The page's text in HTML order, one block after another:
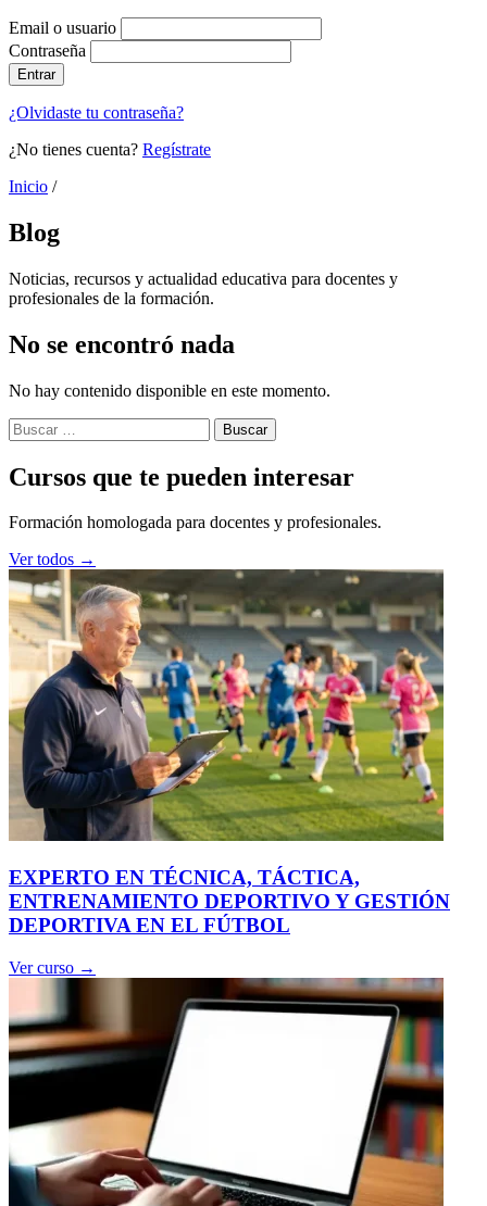
Email o usuario
Contraseña
Entrar
¿Olvidaste tu contraseña?
¿No tienes cuenta? Regístrate
Inicio /
Blog
Noticias, recursos y actualidad educativa para docentes y
profesionales de la formación.
No se encontró nada
No hay contenido disponible en este momento.
Buscar:
Cursos que te pueden interesar
Formación homologada para docentes y profesionales.
Ver todos →
EXPERTO EN TÉCNICA, TÁCTICA,
ENTRENAMIENTO DEPORTIVO Y GESTIÓN
DEPORTIVA EN EL FÚTBOL
Ver curso →